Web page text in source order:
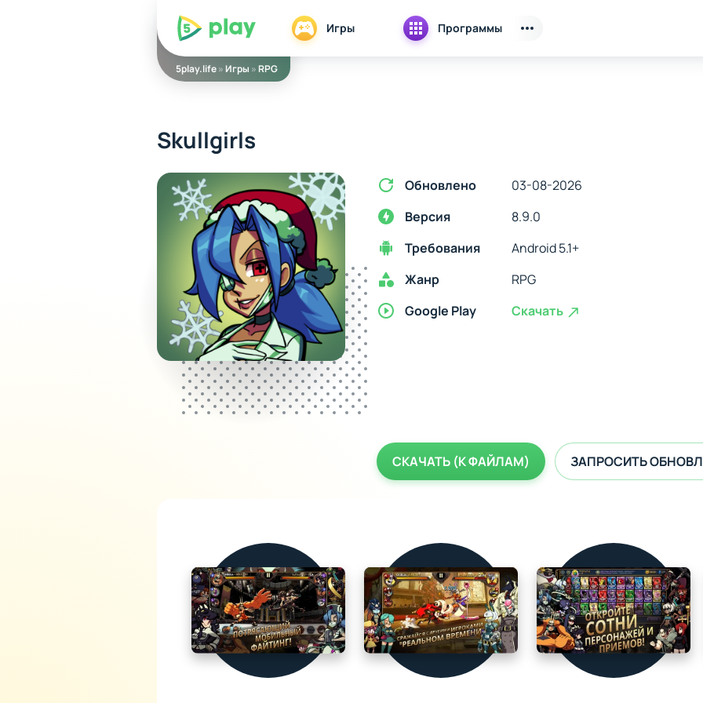
5play Игры Программы
5play.life»Игры »RPG
Skullgirls
Обновлено
03-08-2026
Версия
8.9.0
Требования
Android 5.1+
Жанр
RPG
Google Play
Скачать
СКАЧАТЬ (К ФАЙЛАМ) ЗАПРОСИТЬ